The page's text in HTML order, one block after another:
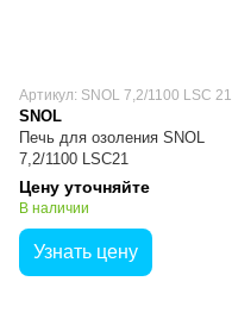
Артикул: SNOL 7,2/1100 LSC 21
SNOL
Печь для озоления SNOL
7,2/1100 LSC21
Цену уточняйте
В наличии
Узнать цену